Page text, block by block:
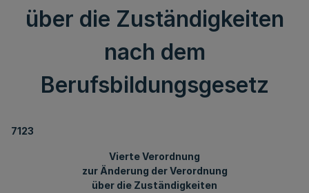
über die Zuständigkeiten
nach dem
Berufsbildungsgesetz
7123
Vierte Verordnung
zur Änderung der Verordnung
über die Zuständigkeiten